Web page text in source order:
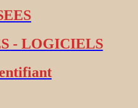
- LOGICIELS